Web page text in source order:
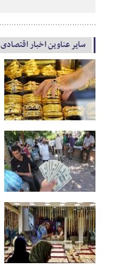
سایر عناوین اخبار اقتصادی